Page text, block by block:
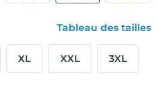
Tableau des tailles
XL XXL 3XL